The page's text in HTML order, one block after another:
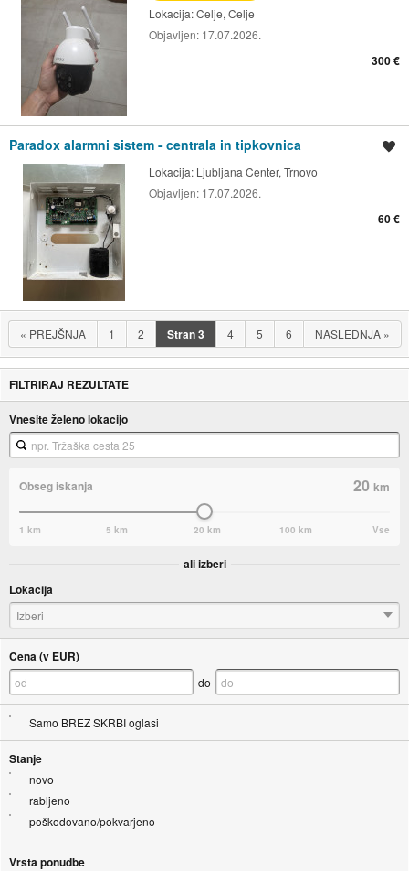
Lokacija:Celje, Celje
Objavljen: 17.07.2026.
300 €
Paradox alarmni sistem - centrala in tipkovnica
Lokacija: Ljubljana Center, Trnovo
Objavljen: 17.07.2026.
60 €
« PREJŠNJA 1 2 Stran3 4 5 6 NASLEDNJA »
FILTRIRAJ REZULTATE
Vnesite želeno lokacijo
Obseg iskanja 20km
1 km 5 km 20 km 100 km Vse
ali izberi
Lokacija
Izberi
Cena (v EUR)
do
Samo BREZ SKRBI oglasi
Stanje
novo
rabljeno
poškodovano/pokvarjeno
Vrsta ponudbe